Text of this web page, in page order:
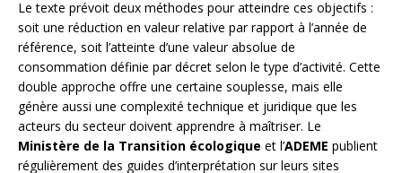
Le texte prévoit deux méthodes pour atteindre ces objectifs :
soit une réduction en valeur relative par rapport à l’année de
référence, soit l’atteinte d’une valeur absolue de
consommation définie par décret selon le type d’activité. Cette
double approche offre une certaine souplesse, mais elle
génère aussi une complexité technique et juridique que les
acteurs du secteur doivent apprendre à maîtriser. Le
Ministère de la Transition écologique et l’ADEME publient
régulièrement des guides d’interprétation sur leurs sites